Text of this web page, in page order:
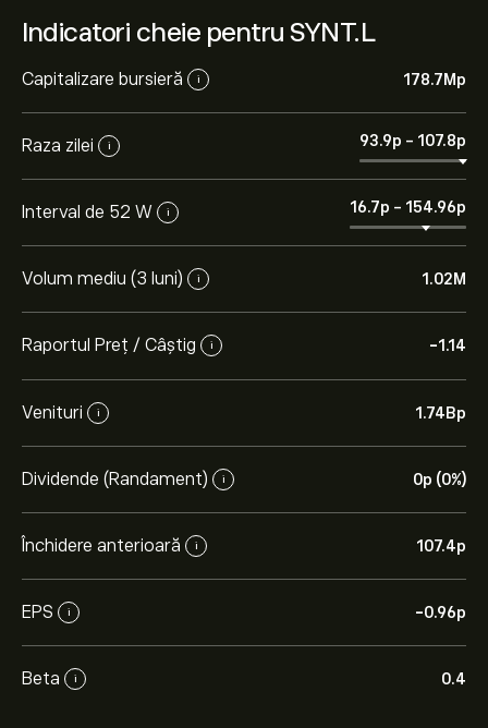
Indicatori cheie pentru SYNT.L
Capitalizare bursieră i 178.7M‎p‎
Raza zilei i 93.9‎p‎ - 107.8‎p‎
Interval de 52 W i 16.7‎p‎ - 154.96‎p‎
Volum mediu (3 luni) i 1.02M
Raportul Preț / Câștig i -1.14
Venituri i 1.74B‎p‎
Dividende (Randament) i 0‎p‎ (0%)
Închidere anterioară i 107.4‎p‎
EPS i -0.96‎p‎
Beta i 0.4